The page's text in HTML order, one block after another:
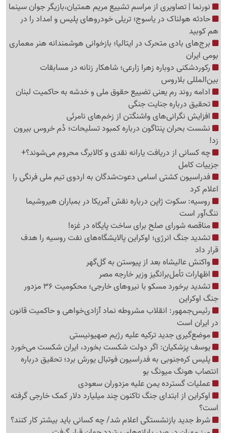
نورنما | تصاویری از مراسم تشییع مریم همتیان،بازیگر جوان سینما
حادثه هولناک در یاسوج؛ تریلی خودروهای پلیس و امداد را در
هم کوبید
برج‌های بادی متحرک در ایتالیا؛ بازخوانی هوشمندانه هنر معماری
بومی ایران
رکوردشکنی دوباره زهرا زارعی؛ شاهکار زنانه در مسابقات
بین‌المللی بلاروس
ادامه روند رم یعنی تضییع حقوق ملی و خدشه به حاکمیت لبنان
تحقیق درباره جنایت جنگی
افزایش نگرانی‌های واشنگتن از زخم‌های نامرئی
نشست بحران پنتاگون درباره کمبود تسلیحات؛ دُم خروس بیرون
زد!
چه کسانی از دریافت یارانه نقدی و کالابرگ محروم می‌شوند؟+
جزییات کامل
فدراسیون کشتی اسامی دعوت‌شدگان به اردوی تیم ملی فرنگی را
اعلام کرد
روسیه: سکوت ژاپن درباره نقش آمریکا در بمباران هیروشیما
ننگ‌آور است
مناقصه شورای صلح برای ساخت پایگاه در غزه!
تشدید جنگ انرژی؛ اوکراین پالایشگاه‌های نفت روسیه را هدف
قرار داد
واکنش عالیشاه بعد از پیوستن به گل‌گهر
اظهارات تأمل‌برانگیز وزیر خارجه مصر
تشدید برخورد مسکو با نیروهای خارجی؛ محکومیت 36 مزدور
جنگ اوکراین
رئیس‌جمهور: انقلاب مشروطه نماد آزادی‌خواهی و حاکمیت قانون
در ایران است
موضع‌گیری جدید ترکیه علیه رژیم صهیونیستی
یوسف پزشکیان: اگر دولت شکست بخورد، ایران شکست می‌خورد
پلیس کره‌جنوبی به فدراسیون فوتبال یورش برد؛ تحقیق درباره
انتصاب هونگ میونگ بو
عملیات گسترده یمن علیه مزدوران سعودی
اوکراین از ابتدای جنگ تاکنون چند میلیارد دلار کمک خارجی گرفته
است؟
شرط جدید بازنشستگی اعلام شد/ چه کسانی باید بیشتر کار کنند؟